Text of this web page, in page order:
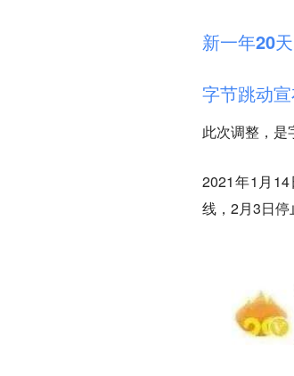
新一年20天
字节跳动
此次调整，是
2021年1月
线，2月3日停